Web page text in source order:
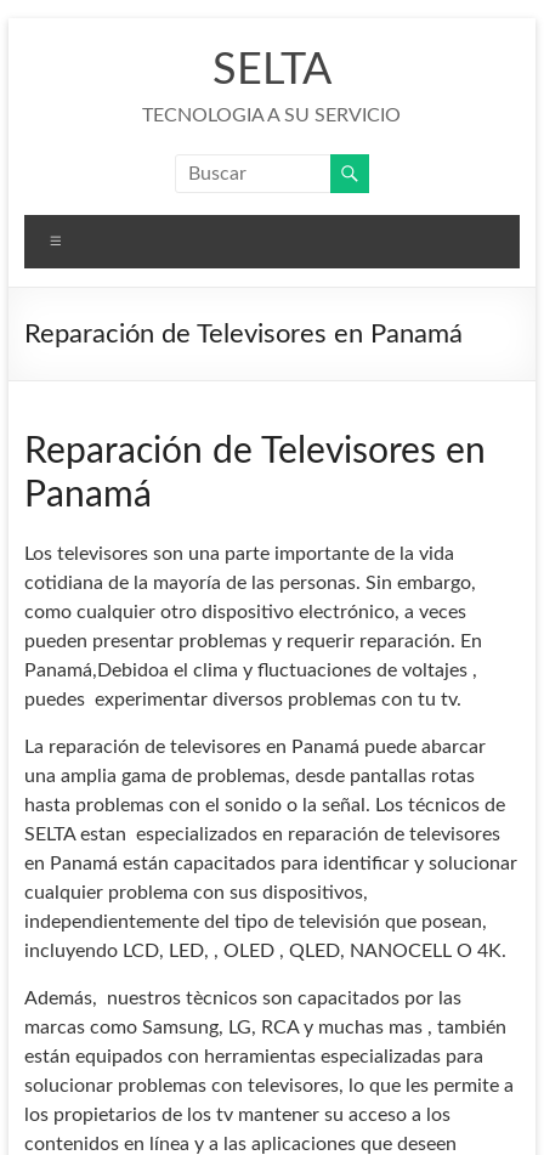
SELTA
TECNOLOGIA A SU SERVICIO
Reparación de Televisores en Panamá
Reparación de Televisores en
Panamá
Los televisores son una parte importante de la vida
cotidiana de la mayoría de las personas. Sin embargo,
como cualquier otro dispositivo electrónico, a veces
pueden presentar problemas y requerir reparación. En
Panamá,Debidoa el clima y fluctuaciones de voltajes ,
puedes experimentar diversos problemas con tu tv.
La reparación de televisores en Panamá puede abarcar
una amplia gama de problemas, desde pantallas rotas
hasta problemas con el sonido o la señal. Los técnicos de
SELTA estan especializados en reparación de televisores
en Panamá están capacitados para identificar y solucionar
cualquier problema con sus dispositivos,
independientemente del tipo de televisión que posean,
incluyendo LCD, LED, , OLED , QLED, NANOCELL O 4K.
Además, nuestros tècnicos son capacitados por las
marcas como Samsung, LG, RCA y muchas mas , también
están equipados con herramientas especializadas para
solucionar problemas con televisores, lo que les permite a
los propietarios de los tv mantener su acceso a los
contenidos en línea y a las aplicaciones que deseen